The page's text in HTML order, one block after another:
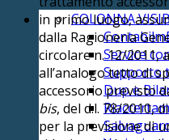
COLONNA
Service
Supporto
Dup e
in primo luogo,
dalla Ragioneria
circolare n. 12/2011,
all’analogo tetto di
accessorio previsto
bis, del d.l. 78/2010,
per la previsione di